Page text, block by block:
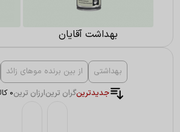
بهداشت آقایان
بهداشتی از بین برنده موهای زائد
جدیدترینگران ترینارزان ترین0 کالا